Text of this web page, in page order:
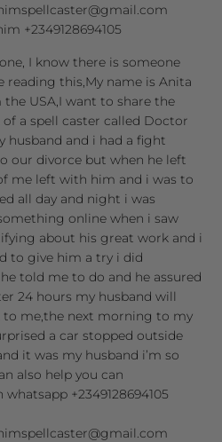
+2349128694105
I know there is someone
reading this,My name is Anita
USA,I want to share the
a spell caster called Doctor
husband and i had a fight
our divorce but when he left
me left with him and i was to
all day and night i was
online when i saw
about his great work and i
to give him a try i did
told me to do and he assured
24 hours my husband will
to me,the next morning to my
a car stopped outside
it was my husband i’m so
also help you can
+2349128694105